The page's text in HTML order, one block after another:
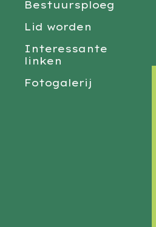
Bestuursploeg
Lid worden
Interessante
linken
Fotogalerij